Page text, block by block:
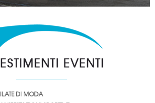
EVENTI
DI MODA